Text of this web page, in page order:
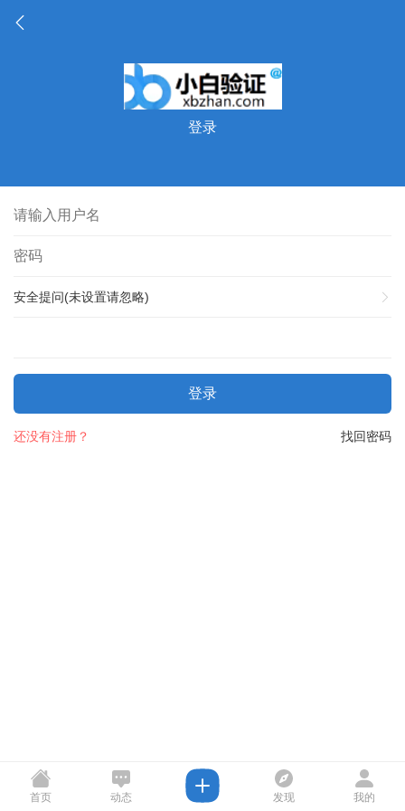
登录
安全提问(未设置请忽略)
登录
找回密码
还没有注册？
首页 动态 发现 我的